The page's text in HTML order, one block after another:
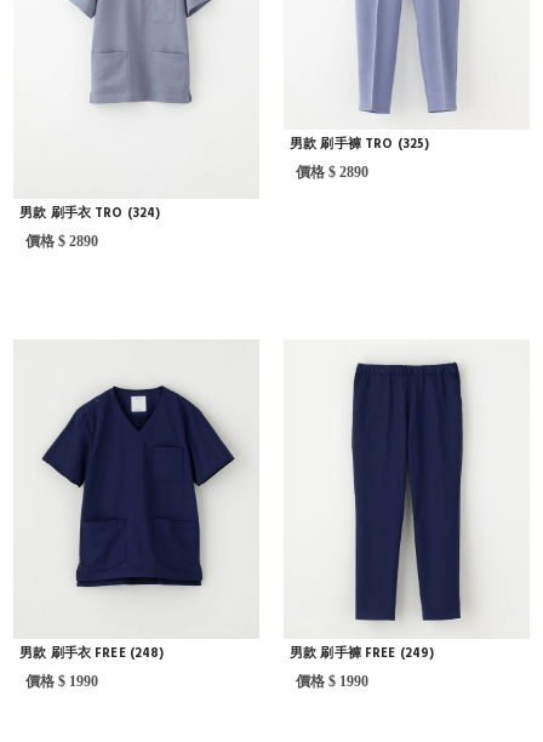
男款 刷手衣 TRO (324)
價格 $ 2890
男款 刷手褲 TRO (325)
價格 $ 2890
男款 刷手衣 FREE (248)
價格 $ 1990
男款 刷手褲 FREE (249)
價格 $ 1990